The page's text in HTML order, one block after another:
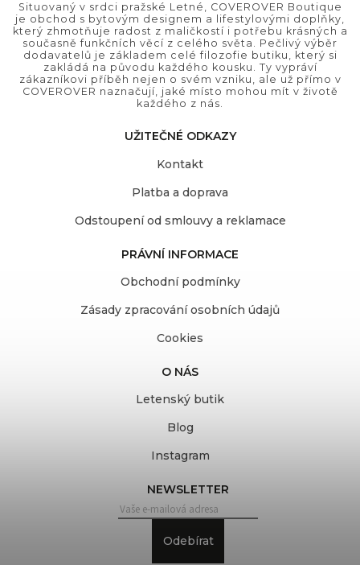
Situovaný v srdci pražské Letné, COVEROVER Boutique
je obchod s bytovým designem a lifestylovými doplňky,
který zhmotňuje radost z maličkostí i potřebu krásných a
současně funkčních věcí z celého světa. Pečlivý výběr
dodavatelů je základem celé filozofie butiku, který si
zakládá na původu každého kousku. Ty vypráví
zákazníkovi příběh nejen o svém vzniku, ale už přímo v
COVEROVER naznačují, jaké místo mohou mít v životě
každého z nás.
UŽITEČNÉ ODKAZY
Kontakt
Platba a doprava
Odstoupení od smlouvy a reklamace
PRÁVNÍ INFORMACE
Obchodní podmínky
Zásady zpracování osobních údajů
Cookies
O NÁS
Letenský butik
Blog
Instagram
NEWSLETTER
Odebírat